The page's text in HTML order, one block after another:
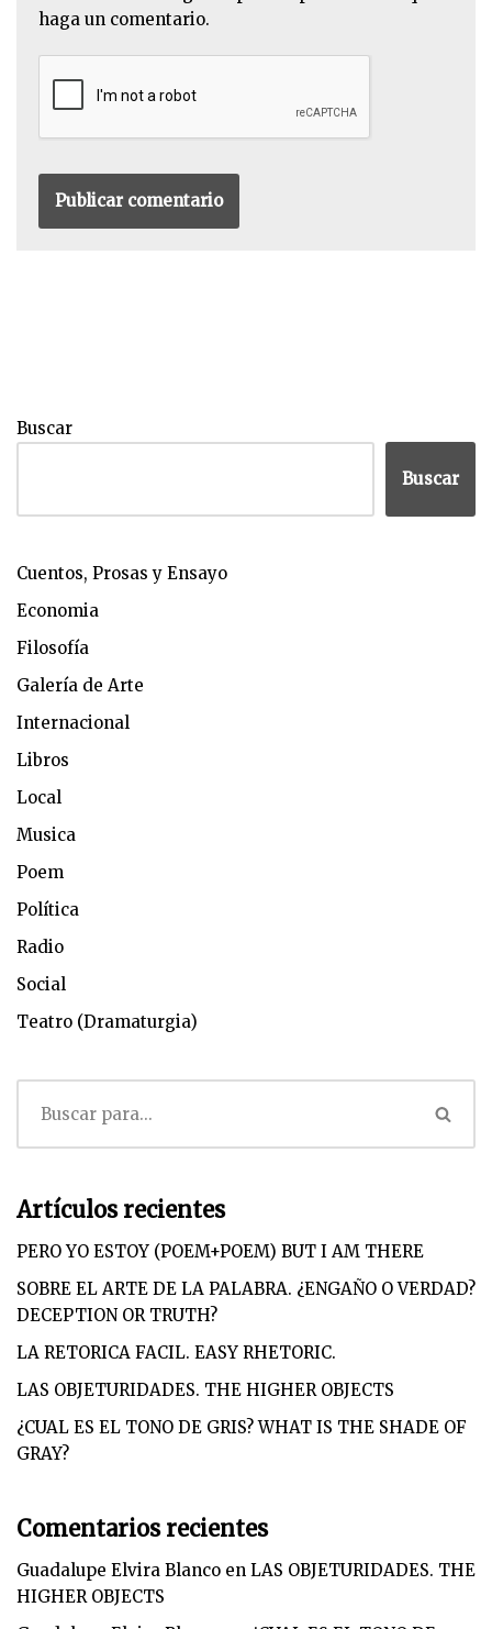
haga un comentario.
Buscar
Buscar
Cuentos, Prosas y Ensayo
Economia
Filosofía
Galería de Arte
Internacional
Libros
Local
Musica
Poem
Política
Radio
Social
Teatro (Dramaturgia)
Artículos recientes
PERO YO ESTOY (POEM+POEM) BUT I AM THERE
SOBRE EL ARTE DE LA PALABRA. ¿ENGAÑO O VERDAD?
DECEPTION OR TRUTH?
LA RETORICA FACIL. EASY RHETORIC.
LAS OBJETURIDADES. THE HIGHER OBJECTS
¿CUAL ES EL TONO DE GRIS? WHAT IS THE SHADE OF
GRAY?
Comentarios recientes
Guadalupe Elvira Blanco en LAS OBJETURIDADES. THE
HIGHER OBJECTS